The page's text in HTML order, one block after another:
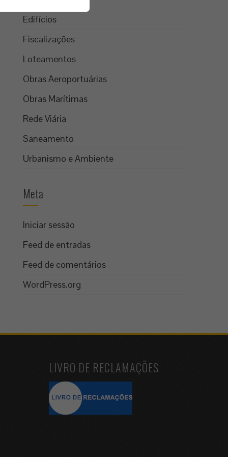
Edifícios
Fiscalizações
Loteamentos
Obras Aeroportuárias
Obras Marítimas
Rede Viária
Saneamento
Urbanismo e Ambiente
Meta
Iniciar sessão
Feed de entradas
Feed de comentários
WordPress.org
LIVRO DE RECLAMAÇÕES